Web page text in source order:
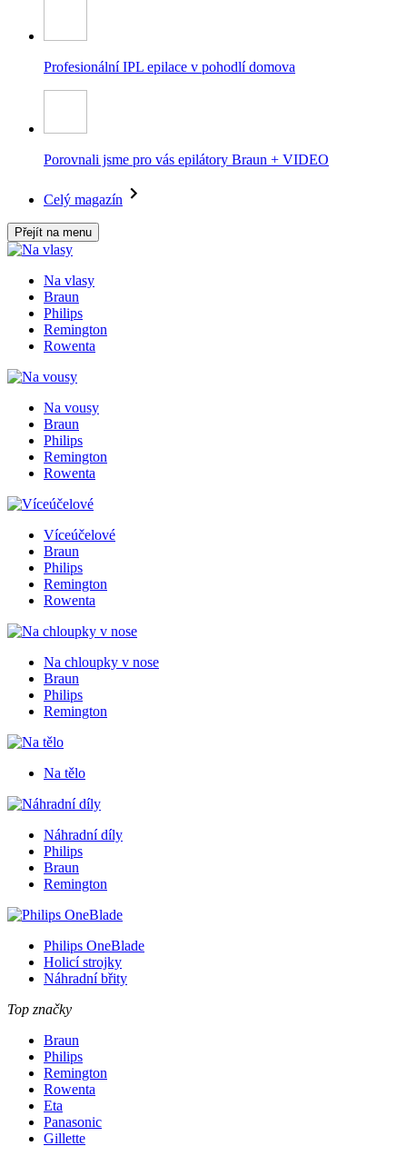
Profesionální IPL epilace v pohodlí domova
Porovnali jsme pro vás epilátory Braun + VIDEO
Celý magazín
Přejít na menu
Na vlasy
Braun
Philips
Remington
Rowenta
Na vousy
Braun
Philips
Remington
Rowenta
Víceúčelové
Braun
Philips
Remington
Rowenta
Na chloupky v nose
Braun
Philips
Remington
Na tělo
Náhradní díly
Philips
Braun
Remington
Philips OneBlade
Holicí strojky
Náhradní břity
Top značky
Braun
Philips
Remington
Rowenta
Eta
Panasonic
Gillette